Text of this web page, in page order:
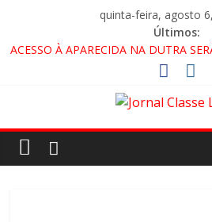
quinta-feira, agosto
Últimos:
ACESSO À APARECIDA NA DUTRA
DE SEMANA; MOTORISTAS DEVEM
🚨 LORENA, PINDAMONHANGABA E
CRUZEIRO VIRA CENÁRIO DE FILME
PREVISTA PARA 2027!